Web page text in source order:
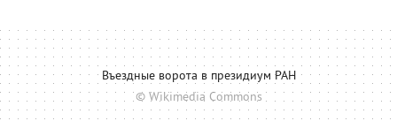
Въездные ворота в президиум РАН
© Wikimedia Commons